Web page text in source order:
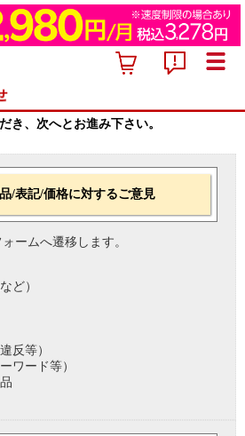
き、次へとお進み下さい。
/表記/価格に対するご意見
ームへ遷移します。
ど）
反等）
ワード等）